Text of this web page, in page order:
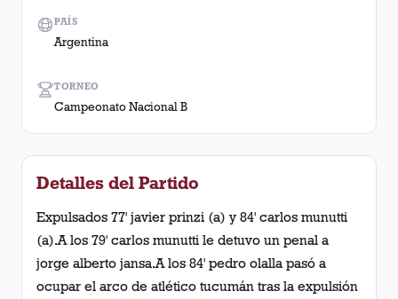
TORNEO
Campeonato Nacional B
PAÍS
Argentina
Detalles del Partido
Expulsados 77' javier prinzi (a) y 84' carlos munutti
(a).A los 79' carlos munutti le detuvo un penal a
jorge alberto jansa.A los 84' pedro olalla pasó a
ocupar el arco de atlético tucumán tras la expulsión